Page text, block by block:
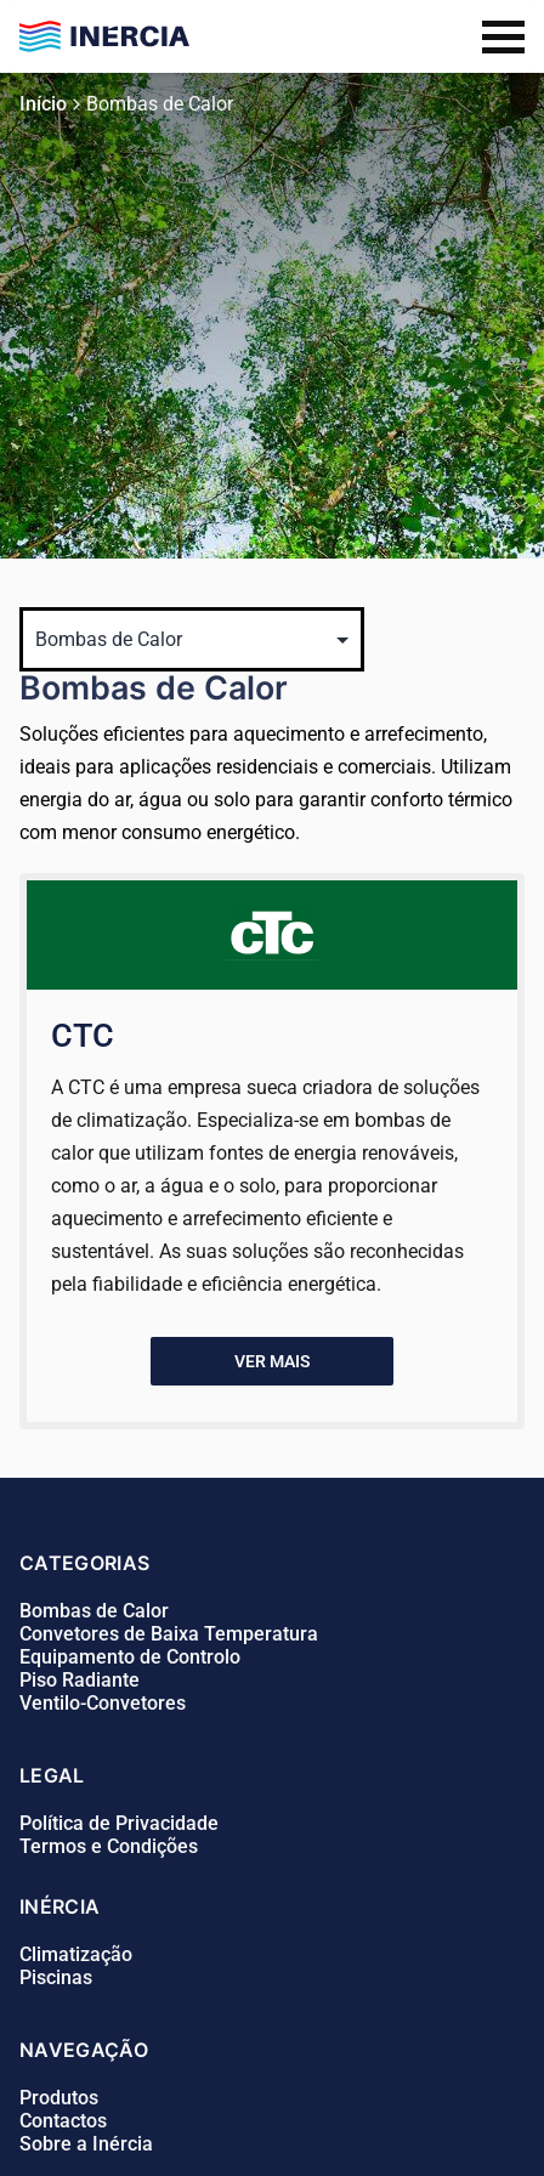
Início Bombas de Calor
Bombas de Calor
Soluções eficientes para aquecimento e arrefecimento,
ideais para aplicações residenciais e comerciais. Utilizam
energia do ar, água ou solo para garantir conforto térmico
com menor consumo energético.
CTC
A CTC é uma empresa sueca criadora de soluções
de climatização. Especializa-se em bombas de
calor que utilizam fontes de energia renováveis,
como o ar, a água e o solo, para proporcionar
aquecimento e arrefecimento eficiente e
sustentável. As suas soluções são reconhecidas
pela fiabilidade e eficiência energética.
VER MAIS
NAVEGAÇÃO
Produtos
Contactos
Sobre a Inércia
CATEGORIAS
Bombas de Calor
Convetores de Baixa Temperatura
Equipamento de Controlo
Piso Radiante
Ventilo-Convetores
LEGAL
Política de Privacidade
Termos e Condições
INÉRCIA
Climatização
Piscinas